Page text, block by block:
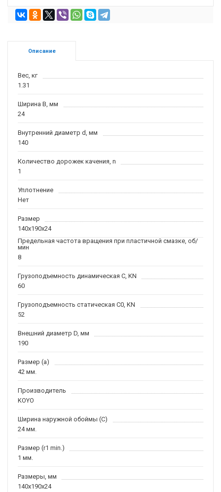
Описание
Вес, кг
1.31
Ширина B, мм
24
Внутренний диаметр d, мм
140
Количество дорожек качения, n
1
Уплотнение
Нет
Размер
140x190x24
Предельная частота вращения при пластичной смазке, об/
мин
8
Грузоподъемность динамическая C, KN
60
Грузоподъемность статическая C0, KN
52
Внешний диаметр D, мм
190
Размер (a)
42 мм.
Производитель
KOYO
Ширина наружной обоймы (C)
24 мм.
Размер (r1 min.)
1 мм.
Размеры, мм
140x190x24